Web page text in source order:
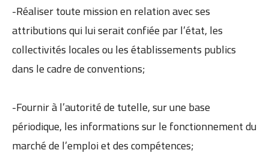
-Réaliser toute mission en relation avec ses
attributions qui lui serait confiée par l’état, les
collectivités locales ou les établissements publics
dans le cadre de conventions;
-Fournir à l’autorité de tutelle, sur une base
périodique, les informations sur le fonctionnement du
marché de l’emploi et des compétences;